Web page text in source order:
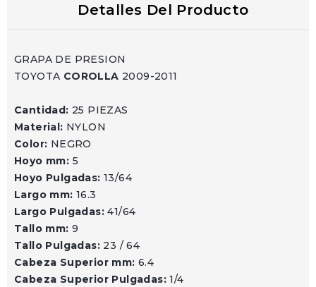
Detalles Del Producto
GRAPA DE PRESION
TOYOTA COROLLA 2009-2011
Cantidad: 25 PIEZAS
Material: NYLON
Color: NEGRO
Hoyo mm: 5
Hoyo Pulgadas: 13/64
Largo mm: 16.3
Largo Pulgadas:41/64
Tallo mm: 9
Tallo Pulgadas: 23 / 64
Cabeza Superior mm: 6.4
Cabeza Superior Pulgadas:1/4